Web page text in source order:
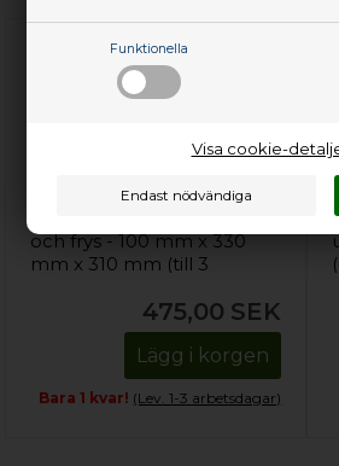
Funktionella
Visa cookie-
och frys - 100 mm x 330
mm x 310 mm (till 3
475,00 SEK
Lägg i korgen
Bara 1 kvar! (Lev. 1-3 arbetsdagar)